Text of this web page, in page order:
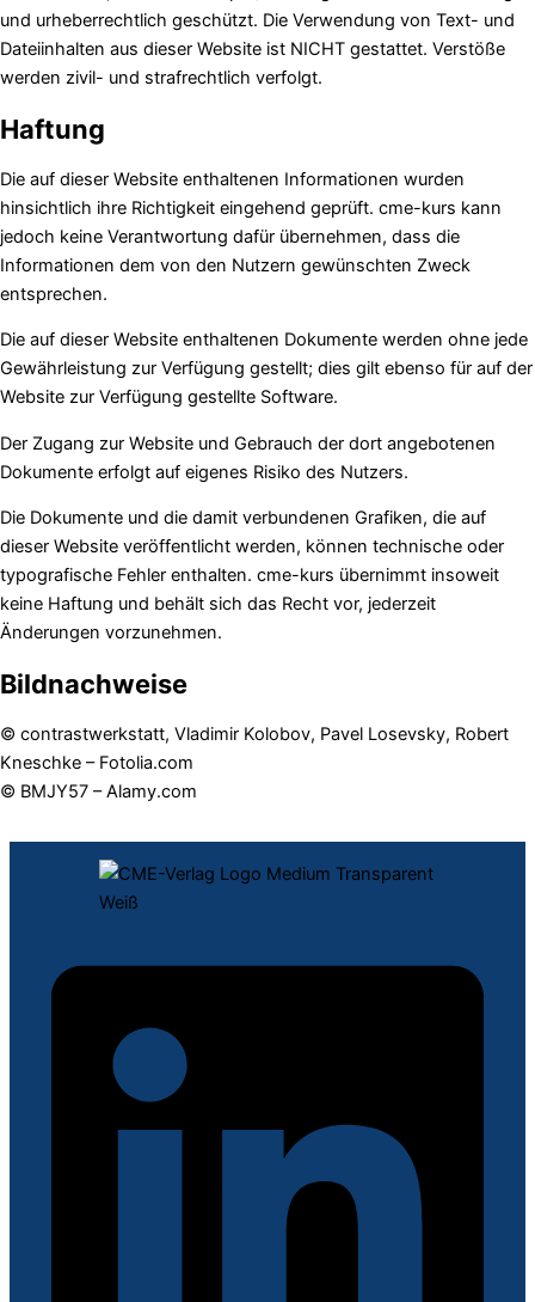
und urheberrechtlich geschützt. Die Verwendung von Text- und
Dateiinhalten aus dieser Website ist NICHT gestattet. Verstöße
werden zivil- und strafrechtlich verfolgt.
Haftung
Die auf dieser Website enthaltenen Informationen wurden
hinsichtlich ihre Richtigkeit eingehend geprüft. cme-kurs kann
jedoch keine Verantwortung dafür übernehmen, dass die
Informationen dem von den Nutzern gewünschten Zweck
entsprechen.
Die auf dieser Website enthaltenen Dokumente werden ohne jede
Gewährleistung zur Verfügung gestellt; dies gilt ebenso für auf der
Website zur Verfügung gestellte Software.
Der Zugang zur Website und Gebrauch der dort angebotenen
Dokumente erfolgt auf eigenes Risiko des Nutzers.
Die Dokumente und die damit verbundenen Grafiken, die auf
dieser Website veröffentlicht werden, können technische oder
typografische Fehler enthalten. cme-kurs übernimmt insoweit
keine Haftung und behält sich das Recht vor, jederzeit
Änderungen vorzunehmen.
Bildnachweise
© contrastwerkstatt, Vladimir Kolobov, Pavel Losevsky, Robert
Kneschke – Fotolia.com
© BMJY57 – Alamy.com